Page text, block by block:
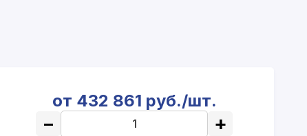
от 432 861 руб./шт.
− +